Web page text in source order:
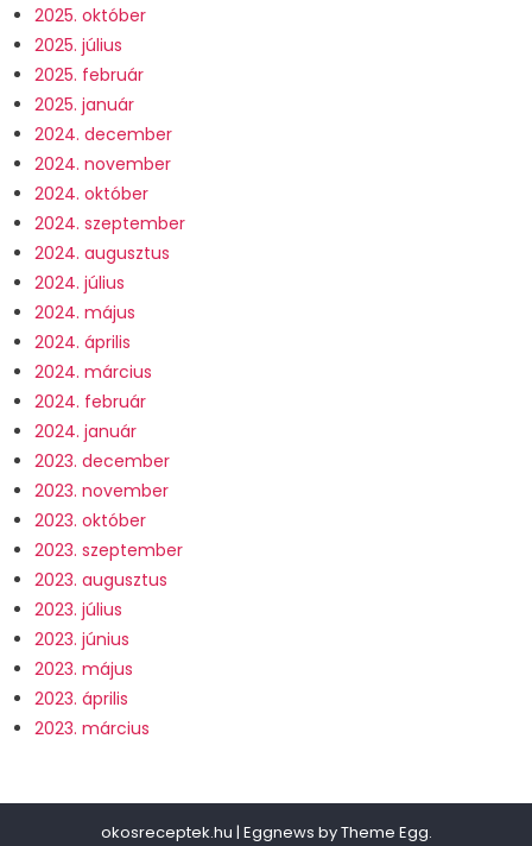
2025. október
2025. július
2025. február
2025. január
2024. december
2024. november
2024. október
2024. szeptember
2024. augusztus
2024. július
2024. május
2024. április
2024. március
2024. február
2024. január
2023. december
2023. november
2023. október
2023. szeptember
2023. augusztus
2023. július
2023. június
2023. május
2023. április
2023. március
okosreceptek.hu | Eggnews byTheme Egg.